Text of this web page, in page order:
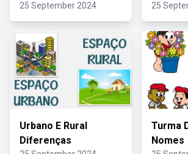
25 September 2024 25
Urbano E Rural
Diferenças
Turma
Nomes